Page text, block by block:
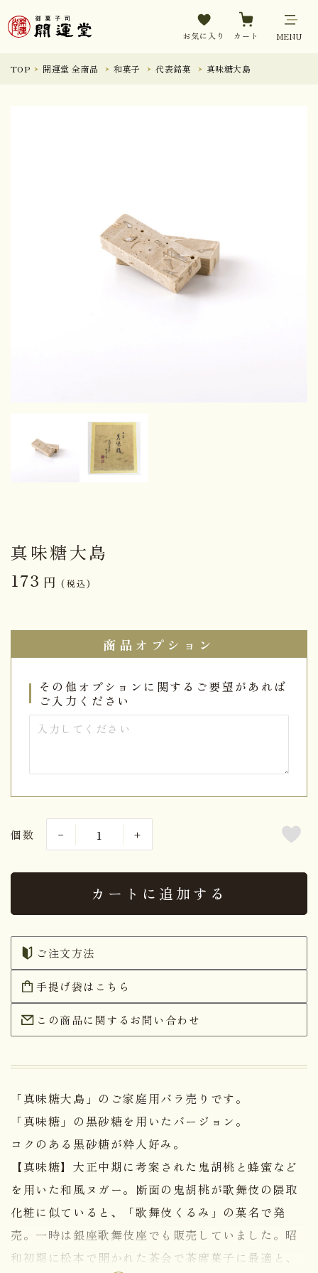
お気に入り カート MENU
TOP 開運堂 全商品 和菓子 代表銘菓 真味糖大島
真味糖大島
173 円 (税込)
商品オプション
その他オプションに関するご要望があれば
ご入力ください
個数
カートに追加する
ご注文方法
手提げ袋はこちら
この商品に関するお問い合わせ
「真味糖大島」のご家庭用バラ売りです。
「真味糖」の黒砂糖を用いたバージョン。
コクのある黒砂糖が粋人好み。
【真味糖】大正中期に考案された鬼胡桃と蜂蜜など
を用いた和風ヌガー。断面の鬼胡桃が歌舞伎の隈取
化粧に似ていると、「歌舞伎くるみ」の菓名で発
売。一時は銀座歌舞伎座でも販売していました。昭
和初期に松本で開かれた茶会で茶席菓子に最適と、